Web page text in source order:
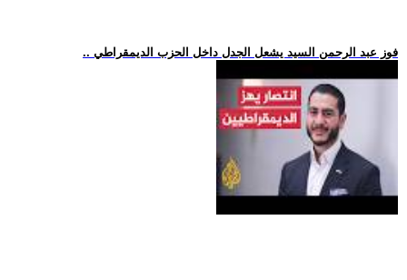
.. فوز عبد الرحمن السيد يشعل الجدل داخل الحزب الديمقراطي